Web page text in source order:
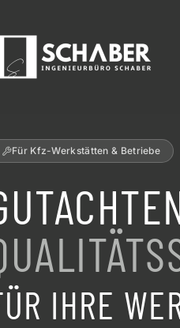
Für Kfz-Werkstätten & Betriebe
IHRE